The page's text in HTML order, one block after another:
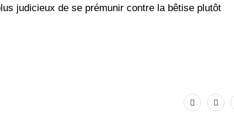
judicieux de se prémunir contre la bêtise plutôt